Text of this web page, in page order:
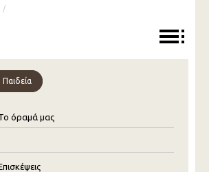
/
Παιδεία
όραμά μας